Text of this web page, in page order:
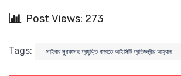
Post Views: 273
Tags: সাইবার সুরক্ষাসহ প্রযুক্তি বাড়াতে আইসিটি প্রতিমন্ত্রীর আহ্বান